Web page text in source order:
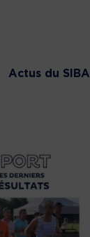
Actus du SIBA